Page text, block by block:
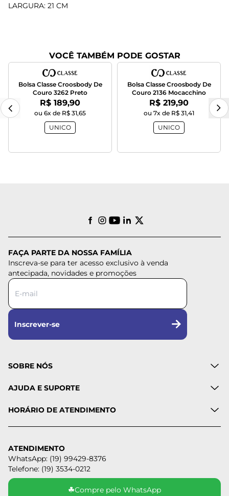
LARGURA: 21 CM
VOCÊ TAMBÉM PODE GOSTAR
Bolsa Classe Croosbody De
Couro 3262 Preto
Por:
R$ 189,90
ou 6x de R$ 31,65
UNICO
Bolsa Classe Croosbody De
Couro 2136 Mocacchino
Por:
R$ 219,90
ou 7x de R$ 31,41
UNICO
FAÇA PARTE DA NOSSA FAMÍLIA
Inscreva-se para ter acesso exclusivo à venda
antecipada, novidades e promoções
Inscrever-se
SOBRE NÓS
AJUDA E SUPORTE
HORÁRIO DE ATENDIMENTO
ATENDIMENTO
WhatsApp: (19) 99429-8376
Telefone: (19) 3534-0212
☘Compre pelo WhatsApp